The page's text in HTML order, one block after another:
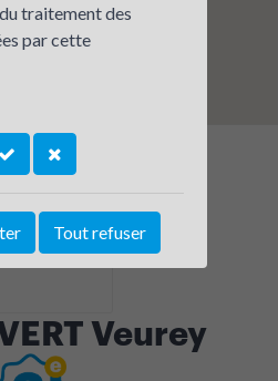
Veurey
traitement des
par cette
Tout refuser